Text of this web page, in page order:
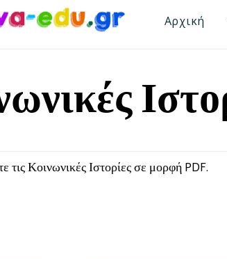
Αρχική
τις Κοινωνικές Ιστορίες σε μορφή PDF.